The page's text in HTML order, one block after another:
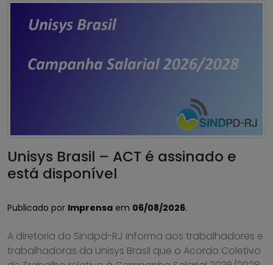
Unisys Brasil – ACT é assinado e
está disponível
Publicado por Imprensa em 06/08/2026.
A diretoria do Sindpd-RJ informa aos trabalhadores e
trabalhadoras da Unisys Brasil que o Acordo Coletivo